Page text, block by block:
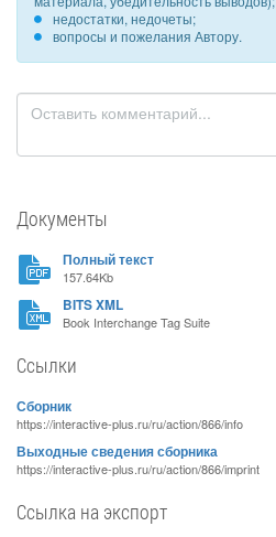
недостатки, недочеты;
вопросы и пожелания Автору.
Документы
Полный текст
157.64Kb
BITS XML
Book Interchange Tag Suite
Ссылки
Сборник
https://interactive-plus.ru/ru/action/866/info
Выходные сведения сборника
https://interactive-plus.ru/ru/action/866/imprint
Ссылка на экспорт